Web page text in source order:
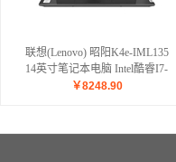
联想(Lenovo) 昭阳K4e-IML135
14英寸笔记本电脑 Intel酷睿I7-
10510U 1.8GHZ六核/8G-DDR4
包鼠
￥8248.90